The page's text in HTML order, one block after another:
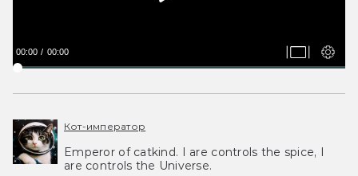
00:00 00:00
Кот-император
Emperor of catkind. I are controls the spice, I
are controls the Universe.